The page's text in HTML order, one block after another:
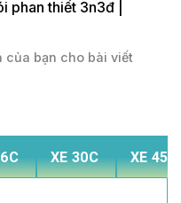
phan thiết 3n3đ |
của bạn cho bài viết
XE 30C XE 45C